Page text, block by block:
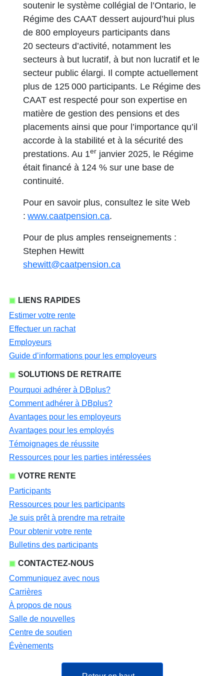
soutenir le système collégial de l’Ontario, le
Régime des CAAT dessert aujourd’hui plus
de 800 employeurs participants dans
20 secteurs d’activité, notamment les
secteurs à but lucratif, à but non lucratif et le
secteur public élargi. Il compte actuellement
plus de 125 000 participants. Le Régime des
CAAT est respecté pour son expertise en
matière de gestion des pensions et des
placements ainsi que pour l’importance qu’il
accorde à la stabilité et à la sécurité des
prestations. Au 1er janvier 2025, le Régime
était financé à 124 % sur une base de
continuité.
Pour en savoir plus, consultez le site Web
:www.caatpension.ca.
Pour de plus amples renseignements :
Stephen Hewitt
shewitt@caatpension.ca
LIENS RAPIDES
Estimer votre rente
Effectuer un rachat
Employeurs
Guide d’informations pour les employeurs
SOLUTIONS DE RETRAITE
Pourquoi adhérer à DBplus?
Comment adhérer à DBplus?
Avantages pour les employeurs
Avantages pour les employés
Témoignages de réussite
Ressources pour les parties intéressées
VOTRE RENTE
Participants
Ressources pour les participants
Je suis prêt à prendre ma retraite
Pour obtenir votre rente
Bulletins des participants
CONTACTEZ-NOUS
Communiquez avec nous
Carrières
À propos de nous
Salle de nouvelles
Centre de soutien
Évènements